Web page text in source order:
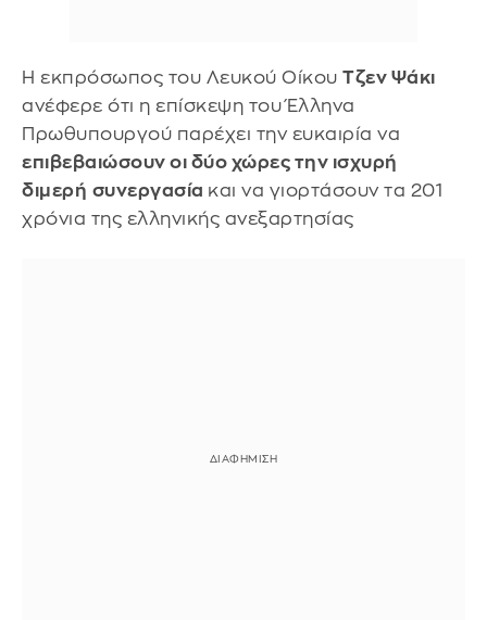
Η εκπρόσωπος του Λευκού Οίκου Τζεν Ψάκι
ανέφερε ότι η επίσκεψη του Έλληνα
Πρωθυπουργού παρέχει την ευκαιρία να
επιβεβαιώσουν οι δύο χώρες την ισχυρή
διμερή συνεργασία και να γιορτάσουν τα 201
χρόνια της ελληνικής ανεξαρτησίας